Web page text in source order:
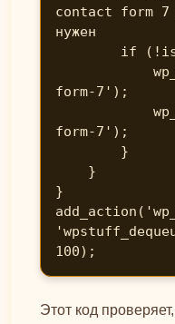
contact form 7
нужен
form-7');
form-7');
}
100);
Этот код